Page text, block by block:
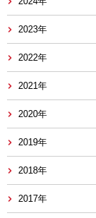
2023年
2022年
2021年
2020年
2019年
2018年
2017年